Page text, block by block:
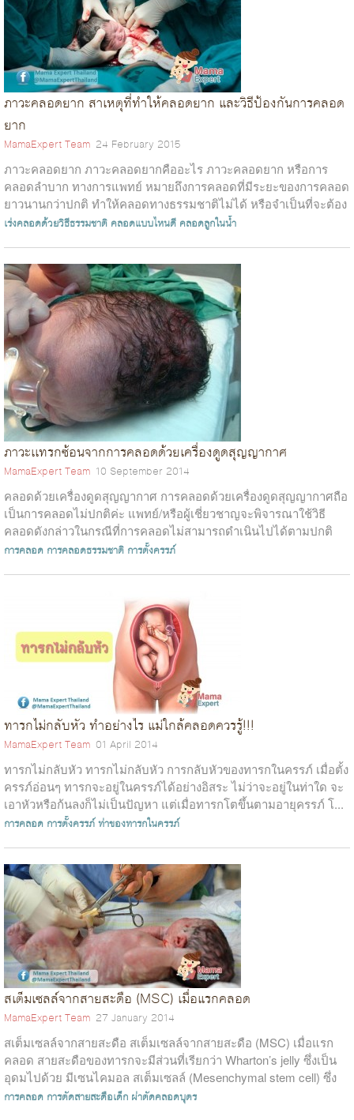
ภาวะคลอดยาก สาเหตุที่ทำให้คลอดยาก และวิธีป้องกันการคลอด
ยาก
MamaExpert Team 24 February 2015
ภาวะคลอดยาก ภาวะคลอดยากคืออะไร ภาวะคลอดยาก หรือการ
คลอดลำบาก ทางการแพทย์ หมายถึงการคลอดที่มีระยะของการคลอด
ยาวนานกว่าปกติ ทำให้คลอดทางธรรมชาติไม่ได้ หรือจำเป็นที่จะต้อง
ใช้เครื่องมือช่วย ระยะเวลาจะ...
เร่งคลอดด้วยวิธีธรรมชาติ คลอดแบบไหนดี คลอดลูกในน้ำ
ภาวะเเทรกซ้อนจากการคลอดด้วยเครื่องดูดสุญญากาศ
MamaExpert Team 10 September 2014
คลอดด้วยเครื่องดูดสุญญากาศ การคลอดด้วยเครื่องดูดสุญญากาศถือ
เป็นการคลอดไม่ปกติค่ะ แพทย์/หรือผู้เชี่ยวชาญจะพิจารณาใช้วิธี
คลอดดังกล่าวในกรณีที่การคลอดไม่สามารถดำเนินไปได้ตามปกติ
สาเหตุอาจจะเนื่องจากคุ...
การคลอด การคลอดธรรมชาติ การตั้งครรภ์
ทารกไม่กลับหัว ทำอย่างไร แม่ใกล้คลอดควรรู้!!!
MamaExpert Team 01 April 2014
ทารกไม่กลับหัว ทารกไม่กลับหัว การกลับหัวของทารกในครรภ์ เมื่อตั้ง
ครรภ์อ่อนๆ ทารกจะอยู่ในครรภ์ได้อย่างอิสระ ไม่ว่าจะอยู่ในท่าใด จะ
เอาหัวหรือก้นลงก็ไม่เป็นปัญหา แต่เมื่อทารกโตขึ้นตามอายุครรภ์ โ...
การคลอด การตั้งครรภ์ท่าของทารกในครรภ์
สเต็มเซลล์จากสายสะดือ (MSC) เมื่อแรกคลอด
MamaExpert Team 27 January 2014
สเต็มเซลล์จากสายสะดือ สเต็มเซลล์จากสายสะดือ (MSC) เมื่อแรก
คลอด สายสะดือของทารกจะมีส่วนที่เรียกว่า Wharton’s jelly ซึ่งเป็น
อุดมไปด้วย มีเซนไคมอล สเต็มเซลล์ (Mesenchymal stem cell) ซึ่ง
เป็นสเต็...
การคลอด การตัดสายสะดือเด็ก ผ่าตัดคลอดบุตร